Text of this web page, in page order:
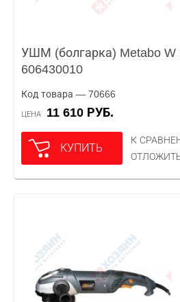
УШМ (болгарка) Metabo W
606430010
Код товара — 70666
ЦЕНА 11 610 РУБ.
КУПИТЬ
К